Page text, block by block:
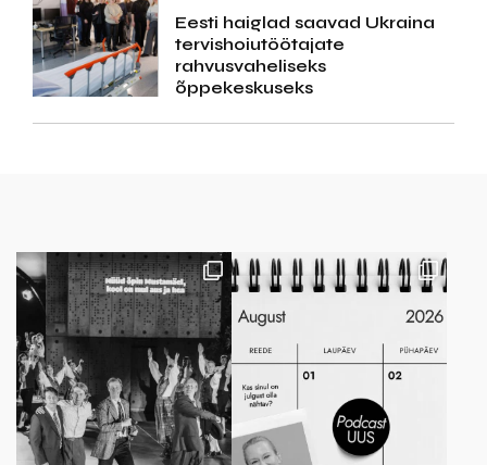
Eesti haiglad saavad Ukraina
tervishoiutöötajate
rahvusvaheliseks
õppekeskuseks